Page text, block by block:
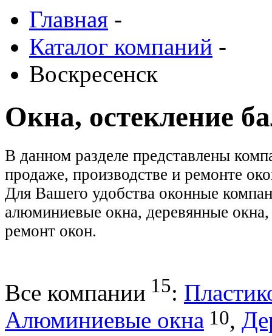
Главная -
Каталог компаний -
Воскресенск
Окна, остекление
В данном разделе представлены
продаже, производстве и ремонте
Для Вашего удобства оконные
алюминиевые окна, деревянные
ремонт окон.
Все компании 15:
Алюминиевые окна 10,